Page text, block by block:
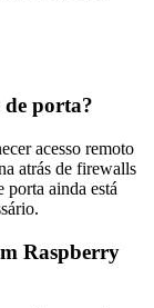
porta?
acesso remoto
atrás de firewalls
porta ainda está
Raspberry